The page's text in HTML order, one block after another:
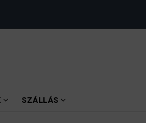
SZÁLLÁS